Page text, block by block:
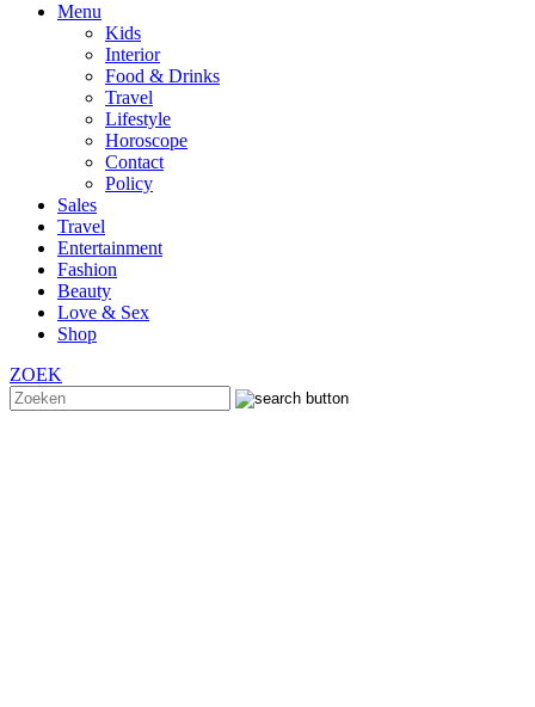
Menu
Kids
Interior
Food & Drinks
Travel
Lifestyle
Horoscope
Contact
Policy
Sales
Travel
Entertainment
Fashion
Beauty
Love & Sex
Shop
ZOEK